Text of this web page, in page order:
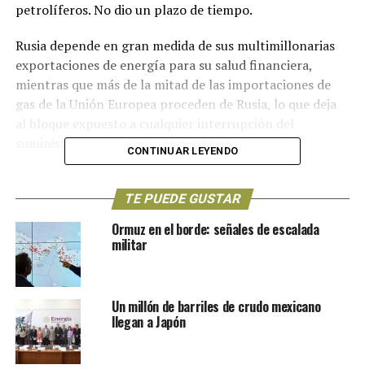
petrolíferos. No dio un plazo de tiempo.
Rusia depende en gran medida de sus multimillonarias
exportaciones de energía para su salud financiera,
mientras que más de la mitad de las importaciones de
gas de la Unión Europea proceden de Rusia, lo que deja
suministro.
ventas de petróleo ruso que, según ellos, podría cortar
el 90% de las exportaciones del crudo ruso a Europa.
Novak predijo que el plan de recorte de las
importaciones de hidrocarburos podría provocar una
escasez de productos petrolíferos en el mercado
europeo.
En su intervención en el principal foro económico
internacional de Rusia, celebrado en San Petersburgo,
CONTINUAR LEYENDO
TE PUEDE GUSTAR
Ormuz en el borde: señales de escalada
militar
Un millón de barriles de crudo mexicano
llegan a Japón